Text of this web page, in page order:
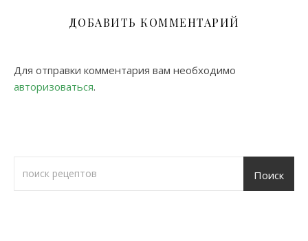
ДОБАВИТЬ КОММЕНТАРИЙ
Для отправки комментария вам необходимо
авторизоваться.
Поиск